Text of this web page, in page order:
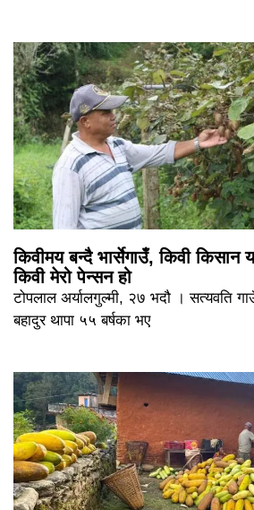
किवीमय बन्दै भार्सेगाउँ, किवी किसान
किवी मेरो पेन्सन हो
टोपलाल अर्यालगुल्मी, २७ भदौ । सत्यवति
बहादुर थापा ५५ बर्षका भए